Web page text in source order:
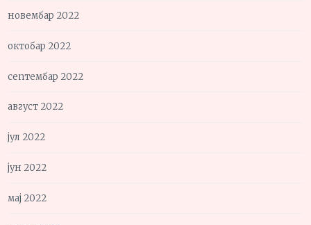
новембар 2022
октобар 2022
септембар 2022
август 2022
јул 2022
јун 2022
мај 2022